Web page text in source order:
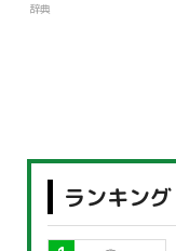
辞典
ランキング